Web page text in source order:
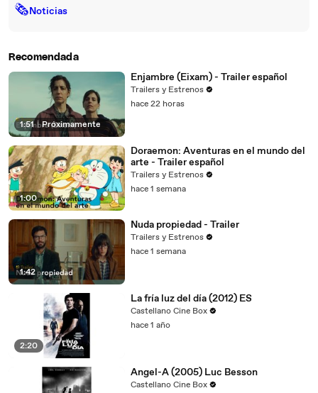
🗞Noticias
Recomendada
1:51 | Próximamente
Enjambre (Eixam) - Trailer español
Trailers y Estrenos
hace 22 horas
1:00
Doraemon: Aventuras en el mundo del
arte - Trailer español
Trailers y Estrenos
hace 1 semana
1:42
Nuda propiedad - Trailer
Trailers y Estrenos
hace 1 semana
2:20
La fría luz del día (2012) ES
Castellano Cine Box
hace 1 año
Angel-A (2005) Luc Besson
Castellano Cine Box